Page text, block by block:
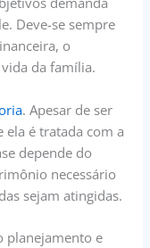
Deve-se sempre
o
da família.
. Apesar de ser
é tratada com a
depende do
necessário
sejam atingidas.
planejamento e